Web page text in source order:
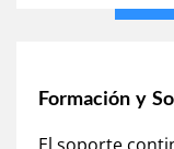
Formación y